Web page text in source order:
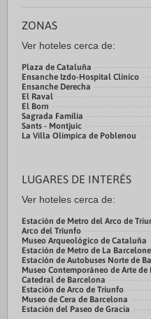
ZONAS
Ver hoteles cerca de:
Plaza de Cataluña
Ensanche Izdo-Hospital Clínico
Ensanche Derecha
El Raval
El Born
Sagrada Familia
Sants - Montjuic
La Villa Olímpica de Poblenou
LUGARES DE INTERÉS
Ver hoteles cerca de:
Estación de Metro del Arco de
Arco del Triunfo
Museo Arqueológico de Cataluña
Estación de Metro de La
Estación de Autobuses Norte de
Museo Contemporáneo de Arte de
Catedral de Barcelona
Estación de Arco de Triunfo
Museo de Cera de Barcelona
Estación del Paseo de Gracia